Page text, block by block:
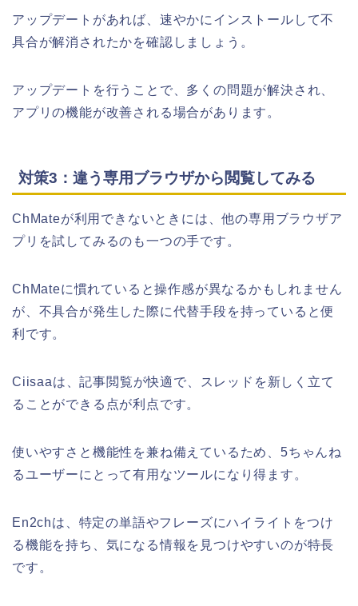
アップデートがあれば、速やかにインストールして不
具合が解消されたかを確認しましょう。
アップデートを行うことで、多くの問題が解決され、
アプリの機能が改善される場合があります。
対策3：違う専用ブラウザから閲覧してみる
ChMateが利用できないときには、他の専用ブラウザア
プリを試してみるのも一つの手です。
ChMateに慣れていると操作感が異なるかもしれません
が、不具合が発生した際に代替手段を持っていると便
利です。
Ciisaaは、記事閲覧が快適で、スレッドを新しく立て
ることができる点が利点です。
使いやすさと機能性を兼ね備えているため、5ちゃんね
るユーザーにとって有用なツールになり得ます。
En2chは、特定の単語やフレーズにハイライトをつけ
る機能を持ち、気になる情報を見つけやすいのが特長
です。